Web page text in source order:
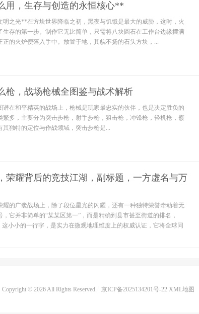
用，生存与创造的永恒核心**
之光**在方块世界降临之初，黑夜与饥饿是最大的威胁，这时，火
生存的第一步。制作它无比简单，只需将八块圆石在工作台边缘摆满
的火炉便落入手中。放置于地，其貌不扬的石头方块，...
枪，战场枪械全图鉴与战术解析
谱在和平精英的战场上，枪械是玩家最忠实的伙伴，也是决定胜负的
繁多，主要分为突击步枪，射手步枪，狙击枪，冲锋枪，轻机枪，霰
独特的定位与作战领域，突击步枪是...
荣耀背后的竞技江湖，副标题，一方虚名与万
耀的广袤战场上，除了段位星光的闪耀，还有一种独特荣誉牵动着无
它并非简单的“某某区第一”，而是精确到县市甚至街道的排名，
这小小的一行字，是实力在微观地理维度上的权威认证，它将全球同
Copyright © 2026 All Rights Reserved. 京ICP备2025134201号-22 XML地图